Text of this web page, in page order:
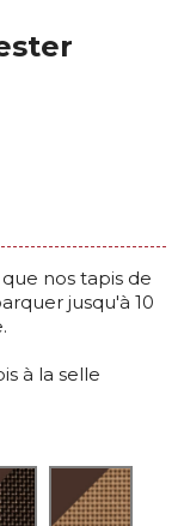
nos tapis de
jusqu'à 10
à la selle